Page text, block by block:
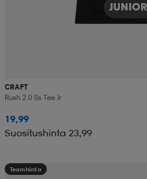
CRAFT
Rush 2.0 Ss Tee Jr
19,99
Suositushinta 23,99
Teamhinta